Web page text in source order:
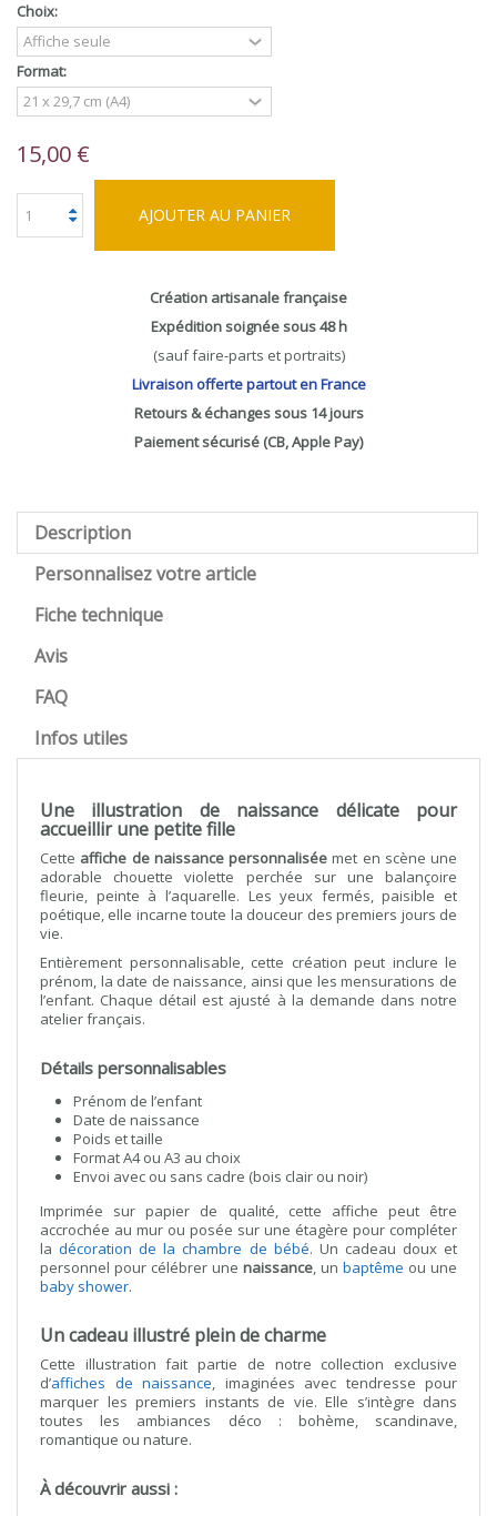
Choix:
Format:
15,00 €
AJOUTER AU PANIER
Création artisanale française
Expédition soignée sous 48 h
(sauf faire-parts et portraits)
Livraison offerte partout en France
Retours & échanges sous 14 jours
Paiement sécurisé (CB, Apple Pay)
Description
Personnalisez votre article
Fiche technique
Avis
FAQ
Infos utiles
Une illustration de naissance délicate pour
accueillir une petite fille
Cette affiche de naissance personnalisée met en scène une
adorable chouette violette perchée sur une balançoire
fleurie, peinte à l’aquarelle. Les yeux fermés, paisible et
poétique, elle incarne toute la douceur des premiers jours de
vie.
Entièrement personnalisable, cette création peut inclure le
prénom, la date de naissance, ainsi que les mensurations de
l’enfant. Chaque détail est ajusté à la demande dans notre
atelier français.
Détails personnalisables
Prénom de l’enfant
Date de naissance
Poids et taille
Format A4 ou A3 au choix
Envoi avec ou sans cadre (bois clair ou noir)
Imprimée sur papier de qualité, cette affiche peut être
accrochée au mur ou posée sur une étagère pour compléter
ladécoration de la chambre de bébé. Un cadeau doux et
personnel pour célébrer une naissance, un baptême ou une
baby shower.
Un cadeau illustré plein de charme
Cette illustration fait partie de notre collection exclusive
d’affiches de naissance, imaginées avec tendresse pour
marquer les premiers instants de vie. Elle s’intègre dans
toutes les ambiances déco : bohème, scandinave,
romantique ou nature.
À découvrir aussi :